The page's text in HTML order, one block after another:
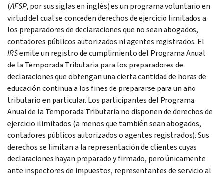
(AFSP, por sus siglas en inglés) es un programa voluntario en
virtud del cual se conceden derechos de ejercicio limitados a
los preparadores de declaraciones que no sean abogados,
contadores públicos autorizados ni agentes registrados. El
IRSemite un registro de cumplimiento del Programa Anual
de la Temporada Tributaria para los preparadores de
declaraciones que obtengan una cierta cantidad de horas de
educación continua a los fines de prepararse para un año
tributario en particular. Los participantes del Programa
Anual de la Temporada Tributaria no disponen de derechos de
ejercicio ilimitados (a menos que también sean abogados,
contadores públicos autorizados o agentes registrados). Sus
derechos se limitan a la representación de clientes cuyas
declaraciones hayan preparado y firmado, pero únicamente
ante inspectores de impuestos, representantes de servicio al